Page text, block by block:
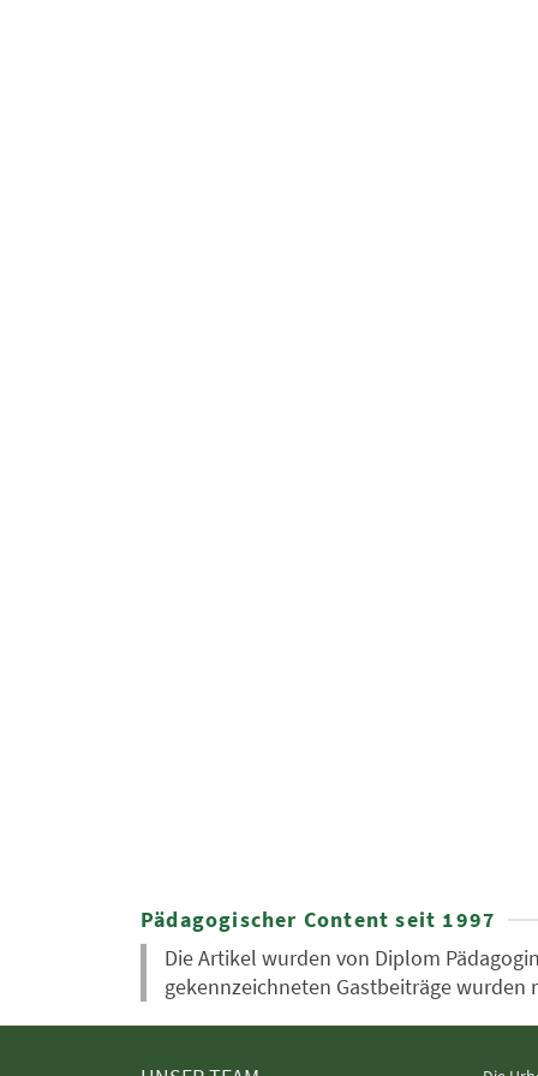
Pädagogischer Content seit 1997
Die Artikel wurden von Diplom
gekennzeichneten Gastbeiträge